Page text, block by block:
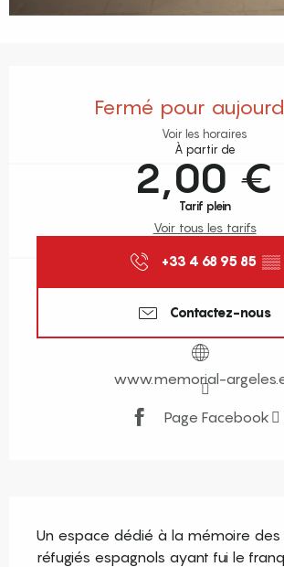
Fermé pour
Voir les horaires
À partir de
2,00 €
Tarif plein
Voir tous les tarifs
+33 4 68 95 85 ▒▒
Contactez-nous
www.memorial-
Page Facebook
Un espace dédié à la mémoire
réfugiés espagnols ayant fui le